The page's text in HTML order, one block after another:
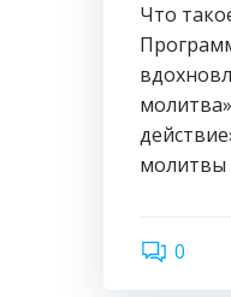
Что
молитвы
0